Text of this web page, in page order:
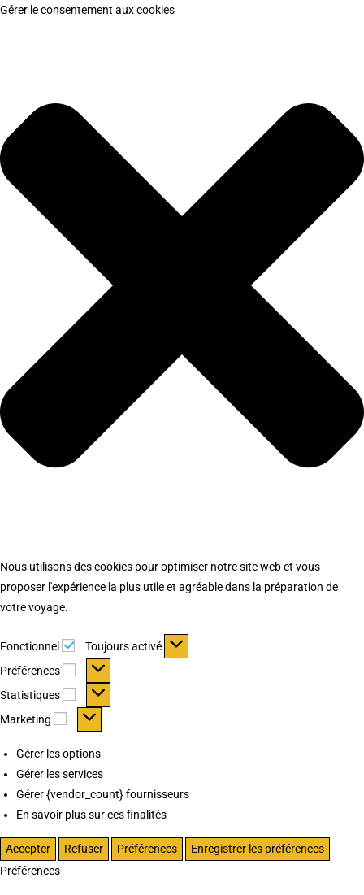
Gérer le consentement aux cookies
Nous utilisons des cookies pour optimiser notre site web et vous
proposer l'expérience la plus utile et agréable dans la préparation de
votre voyage.
Fonctionnel Fonctionnel
Toujours activé
Préférences
Préférences
Statistiques Statistiques
Marketing Marketing
Gérer les options
Gérer les services
Gérer {vendor_count} fournisseurs
En savoir plus sur ces finalités
Accepter Refuser Préférences
Enregistrer les préférences
Préférences